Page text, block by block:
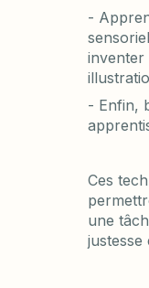
-
inventer
- Enfin,
Ces
une